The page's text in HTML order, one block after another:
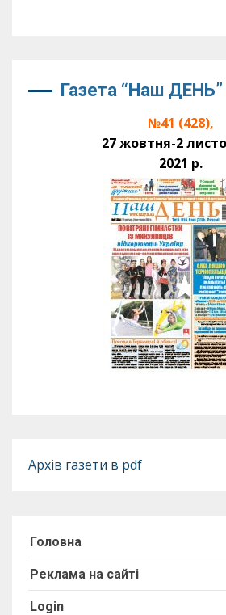
Газета “Наш ДЕНЬ”
№41 (428),
27 жовтня-2
2021 р.
Архів газети в pdf
Головна
Реклама на сайті
Login